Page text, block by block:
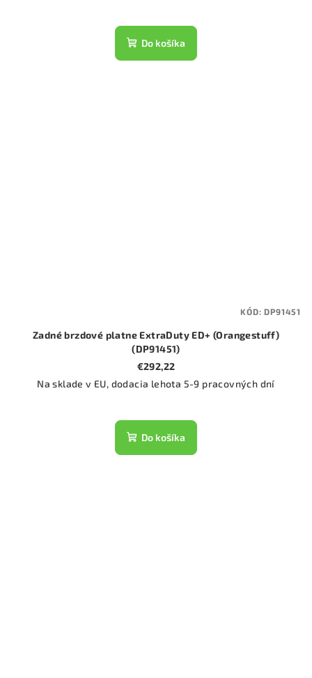
Do košíka
Zadné brzdové platne ExtraDuty ED+ (Orangestuff)
(DP91451)
€292,22
Na sklade v EU, dodacia lehota 5-9 pracovných dní
Do košíka
KÓD:DP91451